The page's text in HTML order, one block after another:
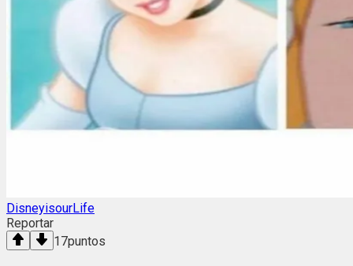
DisneyisourLife
Reportar
17puntos